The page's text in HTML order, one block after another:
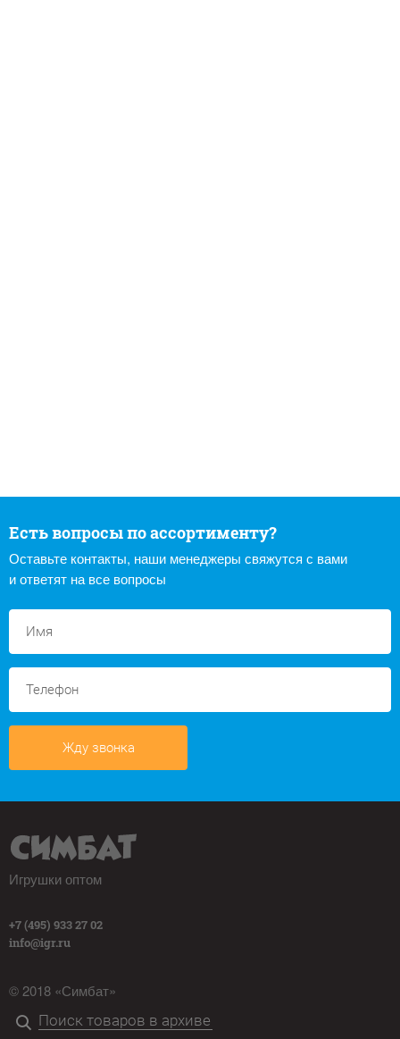
Есть вопросы по ассортименту?
Оставьте контакты, наши менеджеры свяжутся с вами
и ответят на все вопросы
Жду звонка
Игрушки оптом
+7 (495) 933 27 02
info@igr.ru
© 2018 «Симбат»